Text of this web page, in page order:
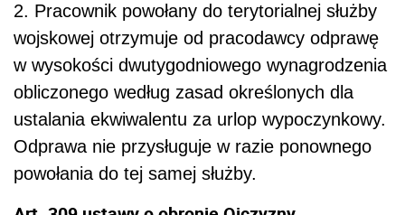
2. Pracownik powołany do terytorialnej służby
wojskowej otrzymuje od pracodawcy odprawę
w wysokości dwutygodniowego wynagrodzenia
obliczonego według zasad określonych dla
ustalania ekwiwalentu za urlop wypoczynkowy.
Odprawa nie przysługuje w razie ponownego
powołania do tej samej służby.